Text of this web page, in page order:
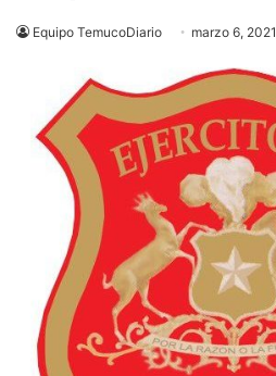
Equipo TemucoDiario marzo 6, 2021